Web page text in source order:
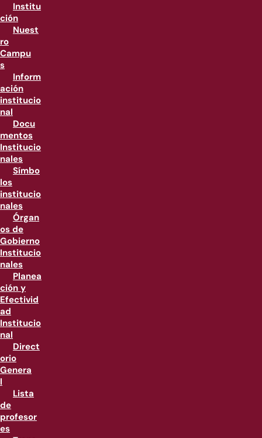
Institu
ción
Nuest
ro
Campu
s
Inform
ación
institucio
nal
Docu
mentos
Institucio
nales
Símbo
los
institucio
nales
Órgan
os de
Gobierno
Institucio
nales
Planea
ción y
Efectivid
ad
Institucio
nal
Direct
orio
Genera
l
Lista
de
profesor
es